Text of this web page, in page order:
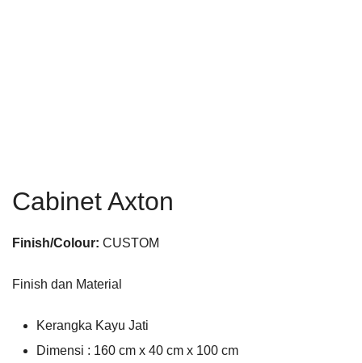
Cabinet Axton
Finish/Colour: CUSTOM
Finish dan Material
Kerangka Kayu Jati
Dimensi : 160 cm x 40 cm x 100 cm